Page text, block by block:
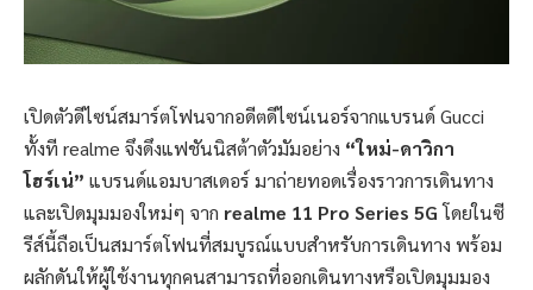
เปิดตัวดีไซน์สมาร์ตโฟนจากอดีตดีไซน์เนอร์จากแบรนด์ Gucci
ทั้งที realme จึงดึงแฟชันนิสต้าตัวมัมอย่าง “ใหม่-ดาวิกา
โฮร์เน่” แบรนด์แอมบาสเดอร์ มาถ่ายทอดเรื่องราวการเดินทาง
และเปิดมุมมองใหม่ๆ จาก realme 11 Pro Series 5Gโดยในซี
รีส์นี้ถือเป็นสมาร์ตโฟนที่สมบูรณ์แบบสำหรับการเดินทาง พร้อม
ผลักดันให้ผู้ใช้งานทุกคนสามารถที่ออกเดินทางหรือเปิดมุมมอง